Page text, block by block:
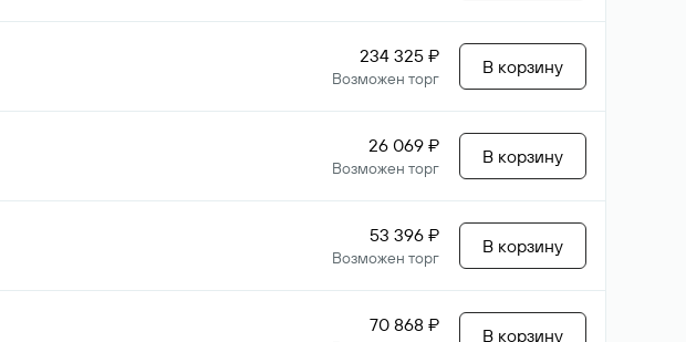
234 325 ₽
Возможен торг
В корзину
26 069 ₽
Возможен торг
В корзину
53 396 ₽
Возможен торг
В корзину
70 868 ₽ В корзину